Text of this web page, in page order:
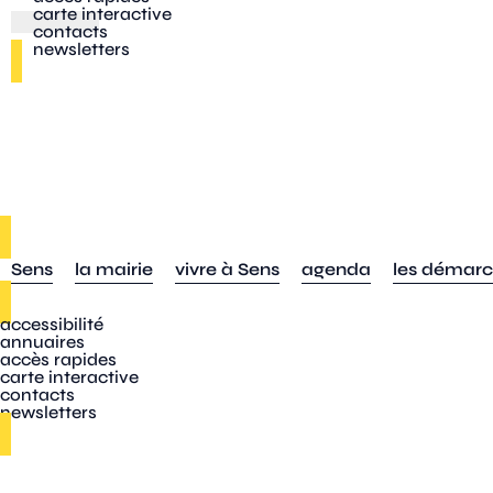
Sens la mairie vivre à Sens agenda les
accessibilité
annuaires
accès rapides
carte interactive
contacts
newsletters
carte interactive
contacts
newsletters